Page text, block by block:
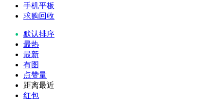
手机平板
求购回收
默认排序
最热
最新
有图
点赞量
距离最近
红包